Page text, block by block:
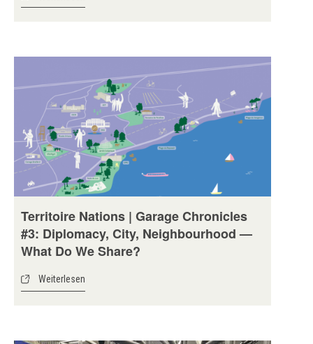
Territoire Nations | Garage Chronicles
#3: Diplomacy, City, Neighbourhood —
What Do We Share?
Weiterlesen